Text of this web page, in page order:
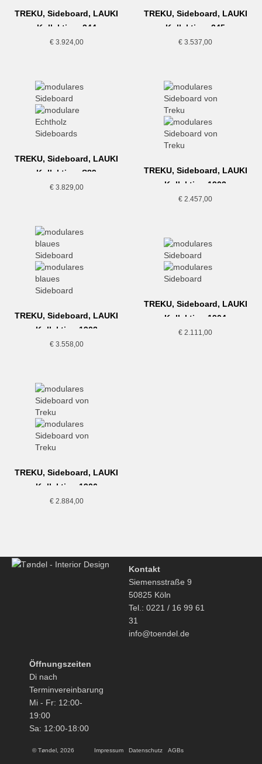
TREKU, Sideboard, LAUKI
Kollektion, 244
€3.924,00
TREKU, Sideboard, LAUKI
Kollektion, 245
€ 3.537,00
TREKU, Sideboard, LAUKI
Kollektion, S89
€3.829,00
TREKU, Sideboard, LAUKI
Kollektion,1902
€ 2.457,00
TREKU, Sideboard, LAUKI
Kollektion,1903
€3.558,00
TREKU, Sideboard, LAUKI
Kollektion,1904
€ 2.111,00
TREKU, Sideboard, LAUKI
Kollektion,1906
€2.884,00
Kontakt
Siemensstraße 9
50825 Köln
Tel.: 0221 / 16 99 61
31
info@toendel.de
Öffnungszeiten
Di nach
Terminvereinbarung
Mi - Fr: 12:00-
19:00
Sa: 12:00-18:00
© Tøndel, 2026 Impressum Datenschutz AGBs